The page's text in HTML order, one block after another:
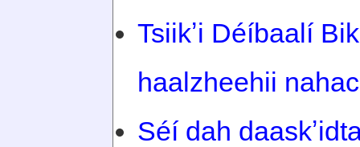
Tsiikʼi Déíbaalí
haalzheehii
Séí dah